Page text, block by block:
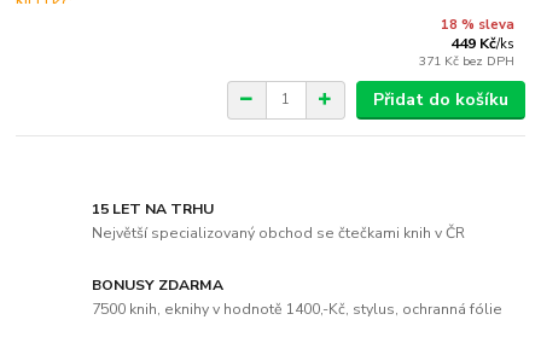
18 % sleva
449 Kč/ks
371 Kč bez DPH
Přidat do košíku
15 LET NA TRHU
Největší specializovaný obchod se čtečkami knih v ČR
BONUSY ZDARMA
7500 knih, eknihy v hodnotě 1400,-Kč, stylus, ochranná fólie